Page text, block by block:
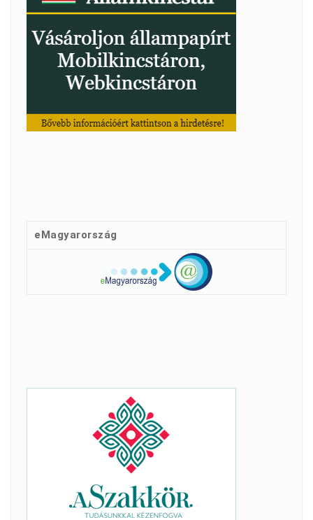
eMagyarország